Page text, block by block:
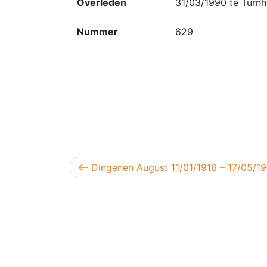
Overleden 31/03/1990 te
Nummer 629
Berichtnavigatie
Vorig bericht
Dingenen August 11/01/1916 – 17/05/